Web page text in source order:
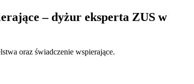
– dyżur eksperta ZUS w
oraz świadczenie wspierające.